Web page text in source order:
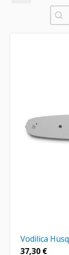
Vodilica
37,30 €